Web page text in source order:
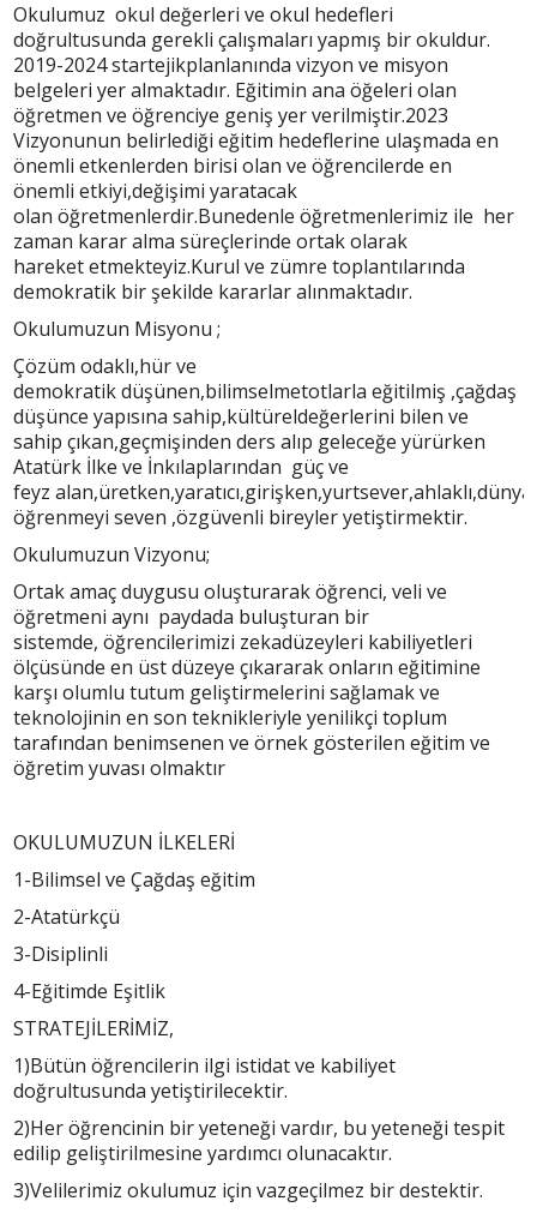
Okulumuz okul değerleri ve okul hedefleri
doğrultusunda gerekli çalışmaları yapmış bir okuldur.
2019-2024 startejikplanlanında vizyon ve misyon
belgeleri yer almaktadır. Eğitimin ana öğeleri olan
öğretmen ve öğrenciye geniş yer verilmiştir.2023
Vizyonunun belirlediği eğitim hedeflerine ulaşmada en
önemli etkenlerden birisi olan ve öğrencilerde en
önemli etkiyi,değişimi yaratacak
olan öğretmenlerdir.Bunedenle öğretmenlerimiz ile her
zaman karar alma süreçlerinde ortak olarak
hareket etmekteyiz.Kurul ve zümre toplantılarında
demokratik bir şekilde kararlar alınmaktadır.
Okulumuzun Misyonu ;
Çözüm odaklı,hür ve
demokratik düşünen,bilimselmetotlarla eğitilmiş ,çağdaş
düşünce yapısına sahip,kültüreldeğerlerini bilen ve
sahip çıkan,geçmişinden ders alıp geleceğe yürürken
Atatürk İlke ve İnkılaplarından güç ve
feyz
öğrenmeyi seven ,özgüvenli bireyler yetiştirmektir.
Okulumuzun Vizyonu;
Ortak amaç duygusu oluşturarak öğrenci, veli ve
öğretmeni aynı paydada buluşturan bir
sistemde, öğrencilerimizi zekadüzeyleri kabiliyetleri
ölçüsünde en üst düzeye çıkararak onların eğitimine
karşı olumlu tutum geliştirmelerini sağlamak ve
teknolojinin en son teknikleriyle yenilikçi toplum
tarafından benimsenen ve örnek gösterilen eğitim ve
öğretim yuvası olmaktır
OKULUMUZUN İLKELERİ
1-Bilimsel ve Çağdaş eğitim
2-Atatürkçü
3-Disiplinli
4-Eğitimde Eşitlik
STRATEJİLERİMİZ,
1)Bütün öğrencilerin ilgi istidat ve kabiliyet
doğrultusunda yetiştirilecektir.
2)Her öğrencinin bir yeteneği vardır, bu yeteneği tespit
edilip geliştirilmesine yardımcı olunacaktır.
3)Velilerimiz okulumuz için vazgeçilmez bir destektir.